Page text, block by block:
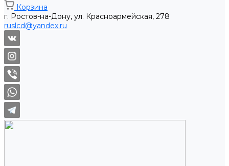
Корзина
г. Ростов-на-Дону, ул. Красноармейская, 278
ruslcd@yandex.ru